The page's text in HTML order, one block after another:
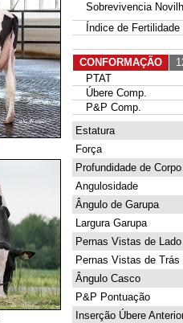
Sobrevivencia
Índice de Fertilidade
CONFORMAÇÃO
PTAT
Úbere Comp.
P&P Comp.
Estatura
Força
Profundidade de Corpo
Angulosidade
Ângulo de Garupa
Largura Garupa
Pernas Vistas de Lado
Pernas Vistas de Trás
Ângulo Casco
P&P Pontuação
Inserção Úbere